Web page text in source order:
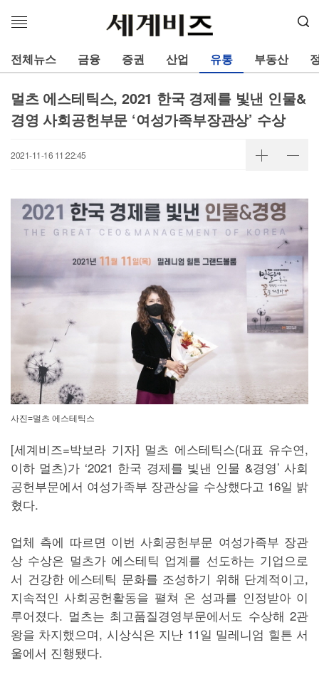
메
열
기
전체뉴스 금융 증권 산업 유통 부동산
멀츠 에스테틱스, 2021 한국 경제를 빛낸 인물&
경영 사회공헌부문 ‘여성가족부장관상’ 수상
2021-11-16 11:22:45
사진=멀츠 에스테틱스
[세계비즈=박보라 기자] 멀츠 에스테틱스(대표 유수연,
이하 멀츠)가 ‘2021 한국 경제를 빛낸 인물 &경영’ 사회
공헌부문에서 여성가족부 장관상을 수상했다고 16일 밝
혔다.
업체 측에 따르면 이번 사회공헌부문 여성가족부 장관
상 수상은 멀츠가 에스테틱 업계를 선도하는 기업으로
서 건강한 에스테틱 문화를 조성하기 위해 단계적이고,
지속적인 사회공헌활동을 펼쳐 온 성과를 인정받아 이
루어졌다. 멀츠는 최고품질경영부문에서도 수상해 2관
왕을 차지했으며, 시상식은 지난 11일 밀레니엄 힐튼 서
울에서 진행됐다.